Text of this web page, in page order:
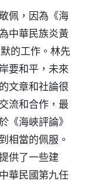
佩，因為《海
中華民族炎黃
的工作。林先
要和平，未來
文章和社論很
流和合作，最
《海峽評論》
相當的佩服。
供了一些建
華民國第九任